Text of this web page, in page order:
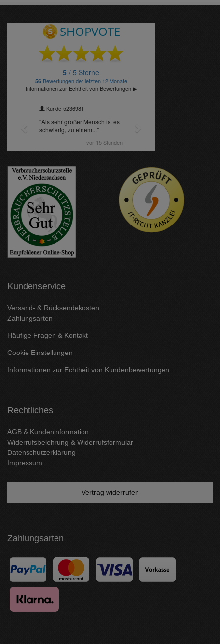
Kundenservice
Versand- & Rücksendekosten
Zahlungsarten
Häufige Fragen & Kontakt
Cookie Einstellungen
Informationen zur Echtheit von Kundenbewertungen
Rechtliches
AGB & Kundeninformation
Widerrufsbelehrung & Widerrufsformular
Datenschutzerklärung
Impressum
Vertrag widerrufen
Zahlungsarten